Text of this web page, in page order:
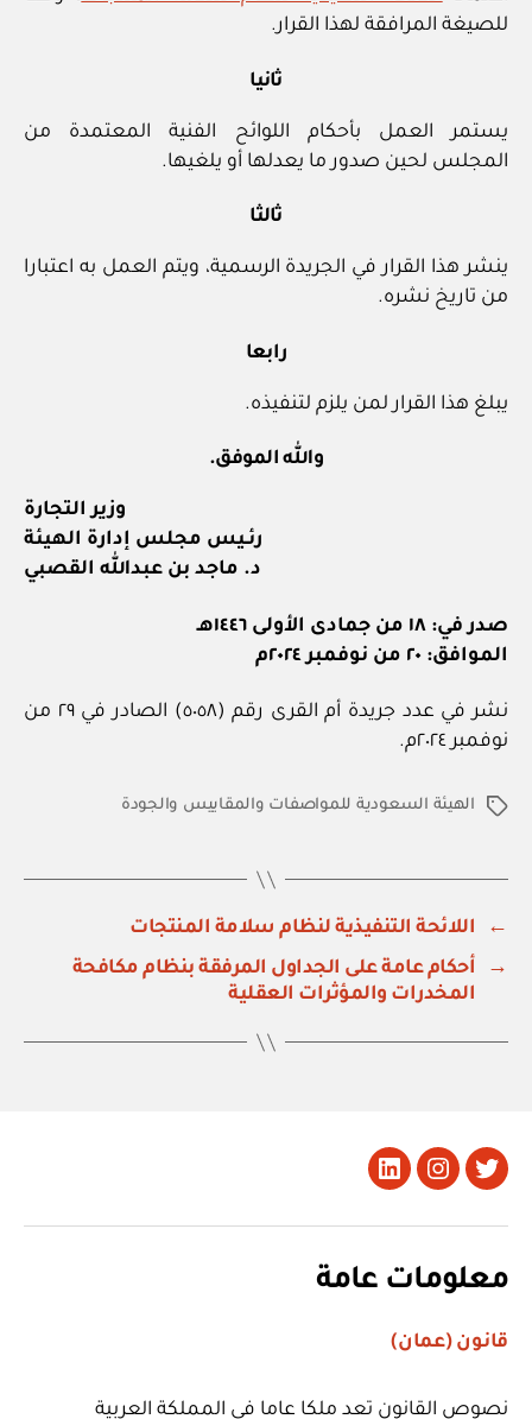
للصيغة المرافقة لهذا القرار.
ثانيا
يستمر العمل بأحكام اللوائح الفنية المعتمدة من
المجلس لحين صدور ما يعدلها أو يلغيها.
ثالثا
ينشر هذا القرار في الجريدة الرسمية، ويتم العمل به اعتبارا
من تاريخ نشره.
رابعا
يبلغ هذا القرار لمن يلزم لتنفيذه.
والله الموفق.
وزير التجارة
رئـيس مجلس إدارة الهيئة
د. ماجد بن عبدالله القصبي
صدر في: ١٨ من جمادى الأولى ١٤٤٦هـ
الموافق: ٢٠ من نوفمبر ٢٠٢٤م
نشر في عدد جريدة أم القرى رقم (٥٠٥٨) الصادر في ٢٩ من
نوفمبر ٢٠٢٤م.
الوسومالهيئة السعودية للمواصفات والمقاييس والجودة
←
اللائحة التنفيذية لنظام سلامة المنتجات
→
أحكام عامة على الجداول المرفقة بنظام مكافحة
المخدرات والمؤثرات العقلية
تويتر Instagram
LinkedIn
معلومات عامة
قانون (عمان)
نصوص القانون تعد ملكا عاما في المملكة العربية